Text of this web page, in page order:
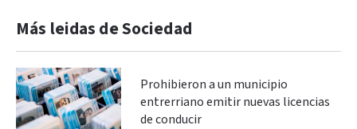
Más leidas de Sociedad
Prohibieron a un municipio
entrerriano emitir nuevas licencias
de conducir